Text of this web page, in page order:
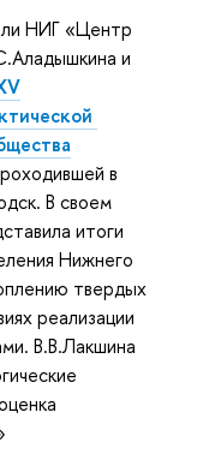
НИГ «Центр
и
в
В своем
итоги
Нижнего
твердых
реализации
В.В.Лакшина